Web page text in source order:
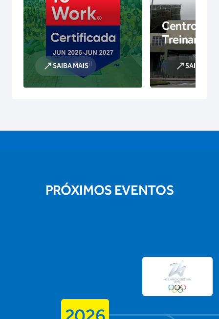
SAIBA MAIS
Centro de
SAIBA
PRÓXIMOS EVENTOS